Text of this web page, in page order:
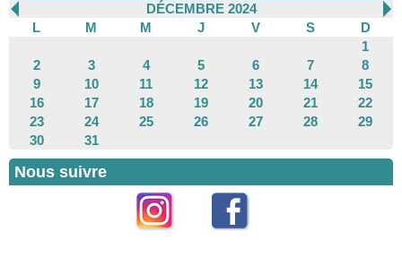
DÉCEMBRE 2024
L
M M J V S
D
1
2
3 4 5 6 7
8
9
10 11 12 13 14
15
16
17 18 19 20 21
22
23
24 25 26 27 28
29
30
31
Nous suivre